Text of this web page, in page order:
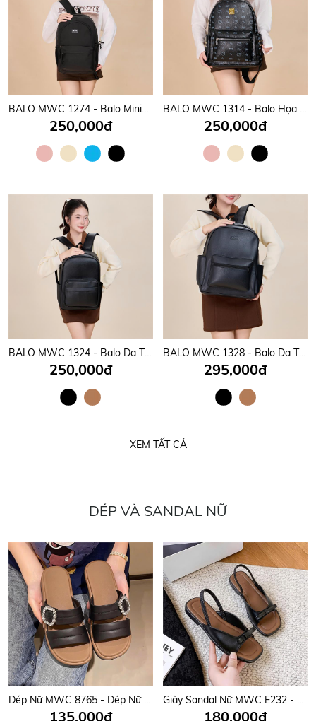
BALO MWC 1274 - Balo Minimalist Hàn Quốc Cực Xinh, Gọn Gàng, Thời Trang, Đeo Vào Là Mê.
250,000đ
BALO MWC 1314 - Balo Họa Tiết Hello Kitty Nữ Tính, Phong Cách Hàn, Nhật Cho Học sinh, Sinh Viên Dễ Thương, Năng Động.
250,000đ
BALO MWC 1324 - Balo Da Thời Trang Nam Nữ Mang Thương Hiệu Việt Của Nhà MWC Bền Đẹp, Tiện Dụng.
250,000đ
BALO MWC 1328 - Balo Da Thời Trang Nam Nữ Mang Thương Hiệu Việt Của Nhà MWC Bền Đẹp, Tiện Dụng.
295,000đ
XEM TẤT CẢ
DÉP VÀ SANDAL NỮ
Dép Nữ MWC 8765 - Dép Nữ Quai Đôi Phối Khóa Đá Ánh Bạc Lấp Lánh Sang Trọng, Thời Trang, Êm Nhẹ, Bền Đẹp.
135,000đ
Giày Sandal Nữ MWC E232 - Sandal Nữ Quai Ngang Phối Nơ Siêu Xinh, Đi Học, Đi Chơi Êm Nhẹ, Bền Đẹp.
180,000đ